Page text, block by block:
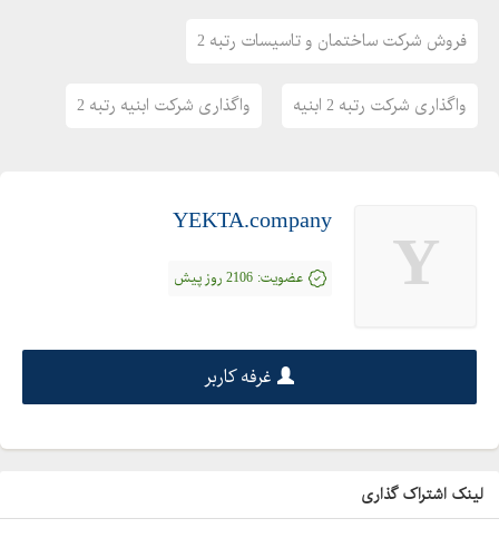
فروش شرکت ساختمان و تاسیسات رتبه 2
واگذاری شرکت رتبه 2 ابنیه واگذاری شرکت ابنیه رتبه 2
Y
YEKTA.company
عضویت: 2106 روز پیش
غرفه کاربر
لینک اشتراک گذاری